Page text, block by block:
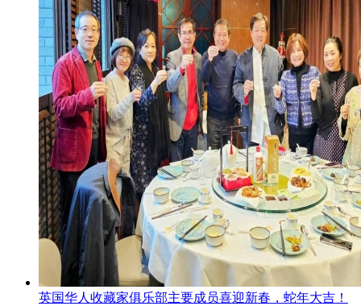
英国华人收藏家俱乐部主要成员喜迎新春，蛇年大吉！